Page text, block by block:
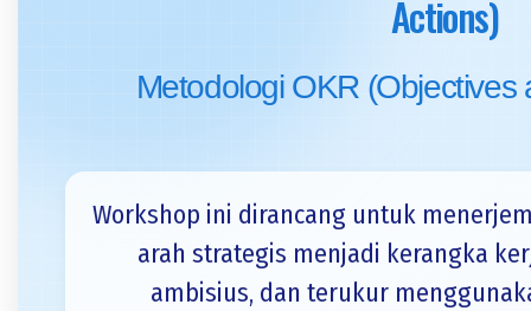
Actions)
Metodologi OKR (Objectives
Workshop ini dirancang untuk
arah strategis menjadi kerangka
ambisius, dan terukur